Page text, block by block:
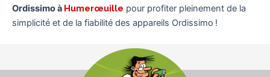
Ordissimo à Humerœuille pour profiter pleinement de la
simplicité et de la fiabilité des appareils Ordissimo !